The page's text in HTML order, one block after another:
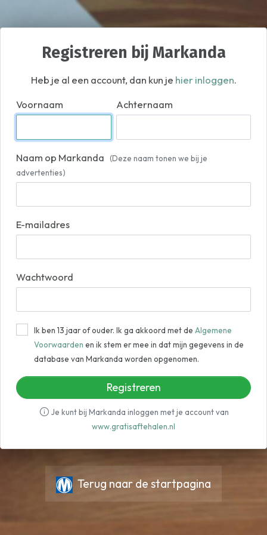
Registreren bij Markanda
Heb je al een account, dan kun je hier inloggen.
Voornaam Achternaam
Naam op Markanda
(Deze naam tonen we bij je
advertenties)
E-mailadres
Wachtwoord
Ik ben 13 jaar of ouder. Ik ga akkoord met deAlgemene
Voorwaarden en ik stem er mee in dat mijn gegevens in de
database van Markanda worden opgenomen.
Registreren
Je kunt bij Markanda inloggen met je account van
www.gratisaftehalen.nl
Terug naar de startpagina